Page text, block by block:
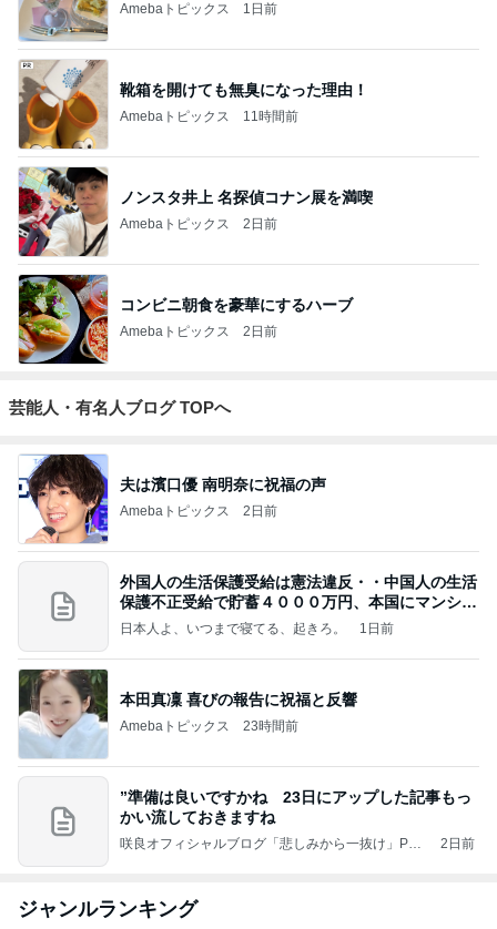
Amebaトピックス 1日前
靴箱を開けても無臭になった理由！
Amebaトピックス 11時間前
ノンスタ井上 名探偵コナン展を満喫
Amebaトピックス 2日前
コンビニ朝食を豪華にするハーブ
Amebaトピックス 2日前
芸能人・有名人ブログ TOPへ
夫は濱口優 南明奈に祝福の声
Amebaトピックス 2日前
外国人の生活保護受給は憲法違反・・中国人の生活
保護不正受給で貯蓄４０００万円、本国にマンショ
ンを
日本人よ、いつまで寝てる、起きろ。 1日前
本田真凜 喜びの報告に祝福と反響
Amebaトピックス 23時間前
”準備は良いですかね 23日にアップした記事もっ
かい流しておきますね
咲良オフィシャルブログ「悲しみから一抜け」Pow
2日前
ジャンルランキング